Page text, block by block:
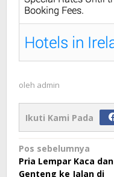
oleh admin
Ikuti Kami Pada
Navigasi
pos
Pos sebelumnya
Pria Lempar Kaca dan
Genteng ke Jalan di